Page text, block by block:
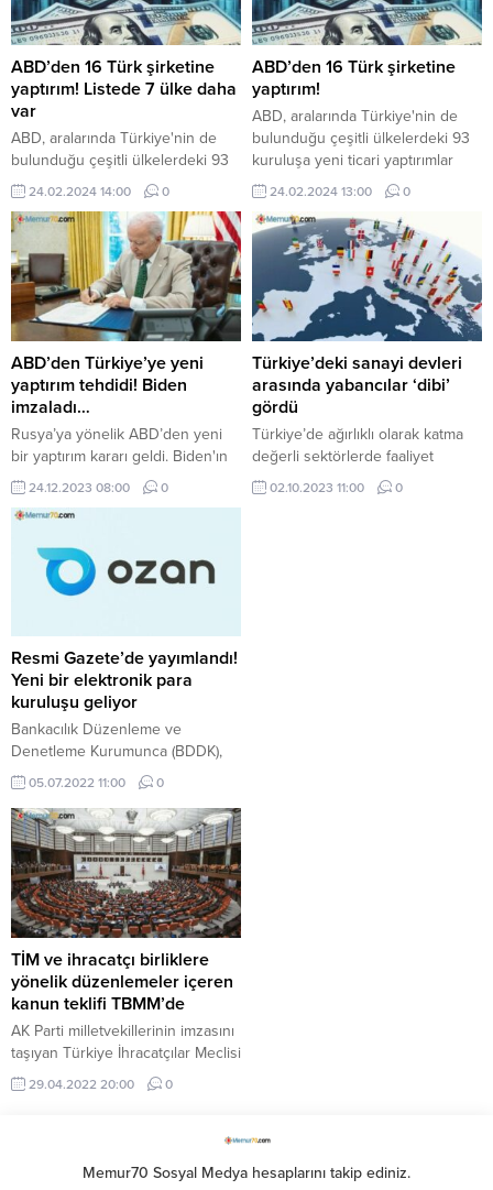
ABD’den 16 Türk şirketine
yaptırım! Listede 7 ülke daha
var
ABD, aralarında Türkiye'nin de
bulunduğu çeşitli ülkelerdeki 93
kuruluşa yeni ticari yaptırımlar
getirdiğini açıkladı.
24.02.2024 14:00 0
ABD’den 16 Türk şirketine
yaptırım!
ABD, aralarında Türkiye'nin de
bulunduğu çeşitli ülkelerdeki 93
kuruluşa yeni ticari yaptırımlar
getirdiğini açıkladı.
24.02.2024 13:00 0
ABD’den Türkiye’ye yeni
yaptırım tehdidi! Biden
imzaladı…
Rusya’ya yönelik ABD’den yeni
bir yaptırım kararı geldi. Biden'ın
imzaladağı başkanlık
kararnamesiyle Türk banklarının
bu yaptırımdan etkilenebileceği
konuşuluyor.
24.12.2023 08:00 0
Türkiye’deki sanayi devleri
arasında yabancılar ‘dibi’
gördü
Türkiye’de ağırlıklı olarak katma
değerli sektörlerde faaliyet
gösteren yabancı sermayeli
kuruluşların İSO 500’deki sayısı
02.10.2023 11:00 0
Resmi Gazete’de yayımlandı!
Yeni bir elektronik para
kuruluşu geliyor
Bankacılık Düzenleme ve
Denetleme Kurumunca (BDDK),
Ozan Elektronik Para AŞ'nin üye
iş yerleri ile anlaşma yapan
kuruluş olarak faaliyette ...
05.07.2022 11:00 0
TİM ve ihracatçı birliklere
yönelik düzenlemeler içeren
kanun teklifi TBMM’de
AK Parti milletvekillerinin imzasını
taşıyan Türkiye İhracatçılar Meclisi
ile İhracatçı Birliklerinin Kuruluş
ve Görevleri Hakkında Kanun ile
29.04.2022 20:00 0
Memur70 Sosyal Medya hesaplarını takip ediniz.